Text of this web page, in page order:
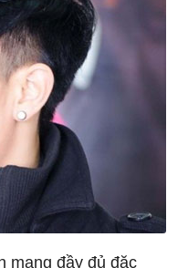
mang đầy đủ đặc